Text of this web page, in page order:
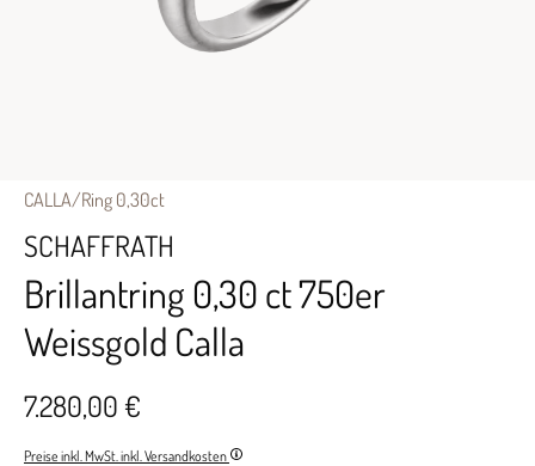
CALLA/Ring 0,30ct
SCHAFFRATH
Brillantring 0,30 ct 750er
Weissgold Calla
7.280,00 €
Preise inkl. MwSt. inkl. Versandkosten